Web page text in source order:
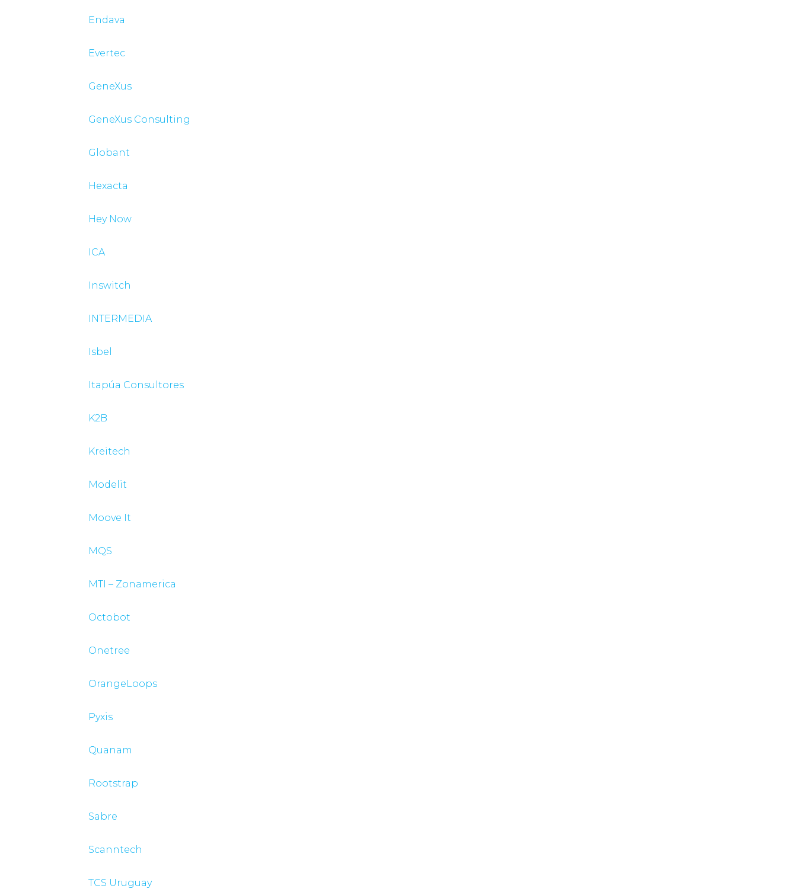
Endava
Evertec
GeneXus
GeneXus Consulting
Globant
Hexacta
Hey Now
ICA
Inswitch
INTERMEDIA
Isbel
Itapúa Consultores
K2B
Kreitech
Modelit
Moove It
MQS
MTI – Zonamerica
Octobot
Onetree
OrangeLoops
Pyxis
Quanam
Rootstrap
Sabre
Scanntech
TCS Uruguay